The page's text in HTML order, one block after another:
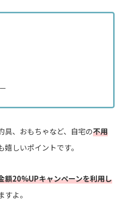
具、おもちゃなど、自宅の不用
嬉しいポイントです。
額20%UPキャンペーンを利用し
すよ。